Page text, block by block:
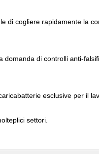
di cogliere rapidamente la
di controlli anti-
esclusive per il
settori.